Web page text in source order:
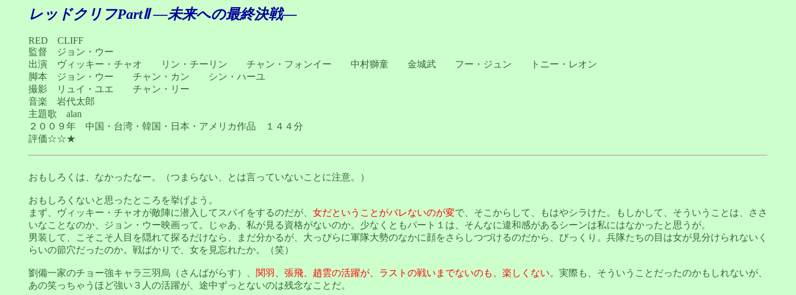
レッドクリフPartⅡ ―未来への最終決戦―
RED CLIFF
監督 ジョン・ウー
出演 ヴィッキー・チャオ リン・チーリン チャン・フォンイー 中村獅童 金城武 フー・ジュン トニー・レオン
脚本 ジョン・ウー チャン・カン シン・ハーユ
撮影 リュイ・ユエ チャン・リー
音楽 岩代太郎
主題歌 alan
２００９年 中国・台湾・韓国・日本・アメリカ作品 １４４分
評価☆☆★
おもしろくは、なかったなー。（つまらない、とは言っていないことに注意。）
おもしろくないと思ったところを挙げよう。
まず、ヴィッキー・チャオが敵陣に潜入してスパイをするのだが、 女だということがバレないのが変で、そこからして、もはやシラけた。もしかして、そういうことは、ささ
いなことなのか、ジョン・ウー映画って。じゃあ、私が見る資格がないのか。少なくともパート１は、そんなに違和感があるシーンは私にはなかったと思うが。
男装して、こそこそ人目を隠れて探るだけなら、まだ分かるが、大っぴらに軍隊大勢のなかに顔をさらしつづけるのだから、びっくり。兵隊たちの目は女が見分けられないく
らいの節穴だったのか。戦ばかりで、女を見忘れたか。（笑）
劉備一家のチョー強キャラ三羽烏（さんばがらす）、 関羽、張飛、趙雲の活躍が、ラストの戦いまでないのも、楽しくない。実際も、そういうことだったのかもしれないが、
あの笑っちゃうほど強い３人の活躍が、途中ずっとないのは残念なことだ。